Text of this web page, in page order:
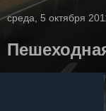
среда, 5 октября